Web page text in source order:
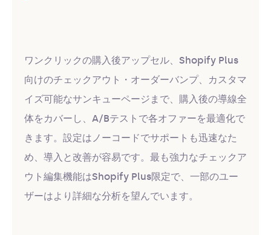
ワンクリックの購入後アップセル、Shopify Plus
向けのチェックアウト・オーダーバンプ、カスタマ
イズ可能なサンキューページまで、購入後の導線全
体をカバーし、A/Bテストで各オファーを最適化で
きます。設定はノーコードでサポートも迅速なた
め、導入と改善が容易です。最も強力なチェックア
ウト編集機能はShopify Plus限定で、一部のユー
ザーはより詳細な分析を望んでいます。